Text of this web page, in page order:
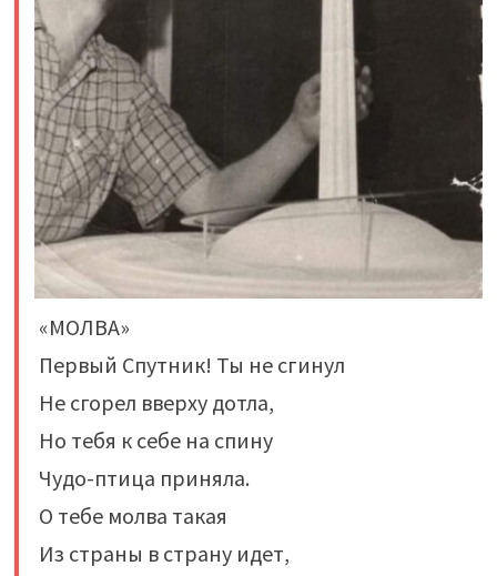
«МОЛВА»
Первый Спутник! Ты не сгинул
Не сгорел вверху дотла,
Но тебя к себе на спину
Чудо-птица приняла.
О тебе молва такая
Из страны в страну идет,